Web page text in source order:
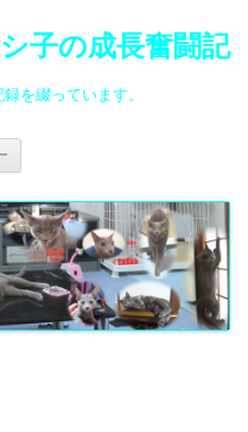
子の成長奮闘記
を綴っています。
ツ
へ
ス
キ
ッ
プ